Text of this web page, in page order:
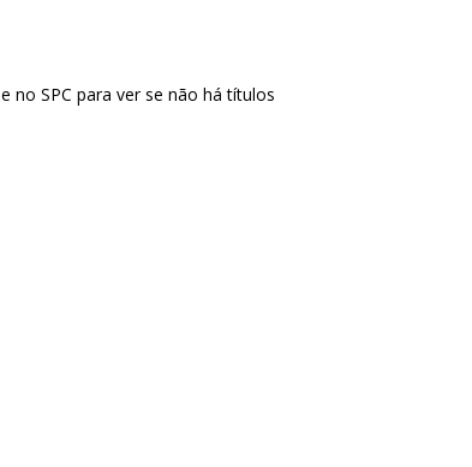
e no SPC para ver se não há títulos